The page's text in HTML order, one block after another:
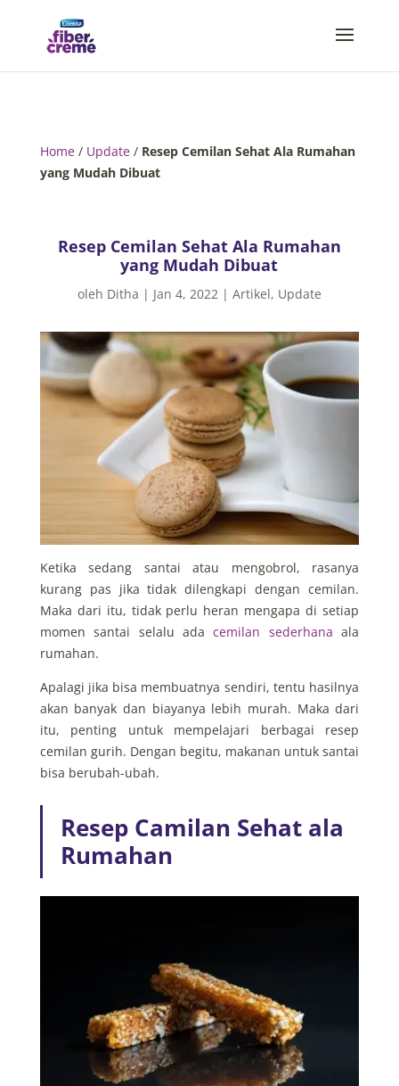
Home/ Update/ Resep Cemilan Sehat Ala Rumahan
yang Mudah Dibuat
Resep Cemilan Sehat Ala Rumahan
yang Mudah Dibuat
oleh Ditha | Jan 4, 2022| Artikel, Update
Ketika sedang santai atau mengobrol, rasanya
kurang pas jika tidak dilengkapi dengan cemilan.
Maka dari itu, tidak perlu heran mengapa di setiap
momen santai selalu adacemilan sederhana ala
rumahan.
Apalagi jika bisa membuatnya sendiri, tentu hasilnya
akan banyak dan biayanya lebih murah. Maka dari
itu, penting untuk mempelajari berbagai resep
cemilan gurih. Dengan begitu, makanan untuk santai
bisa berubah-ubah.
Resep Camilan Sehat ala
Rumahan